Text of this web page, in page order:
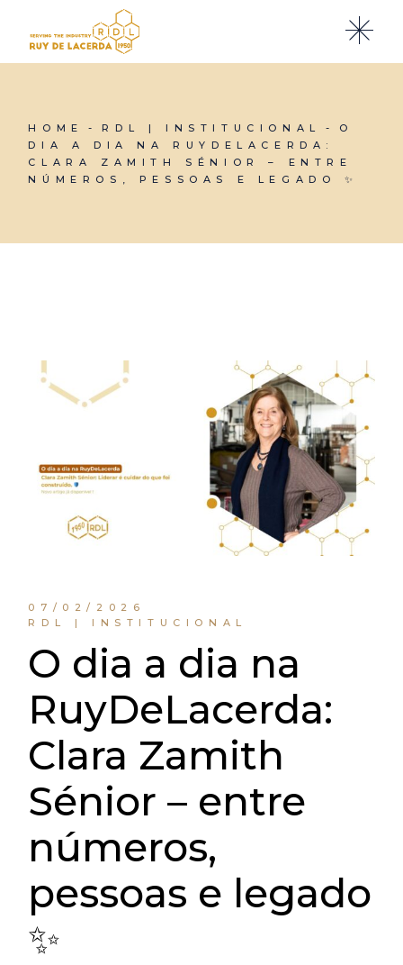
HOME RDL | INSTITUCIONAL
O
DIA A DIA NA RUYDELACERDA:
CLARA ZAMITH SÉNIOR – ENTRE
NÚMEROS, PESSOAS E LEGADO ✨
07/02/2026
RDL | INSTITUCIONAL
O dia a dia na
RuyDeLacerda:
Clara Zamith
Sénior – entre
números,
pessoas e legado
✨